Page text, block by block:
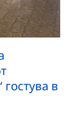
гостува в